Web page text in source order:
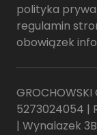
polityka
regulamin
obowiązek
GROCHOWSKI
5273024054 |
| Wynalazek